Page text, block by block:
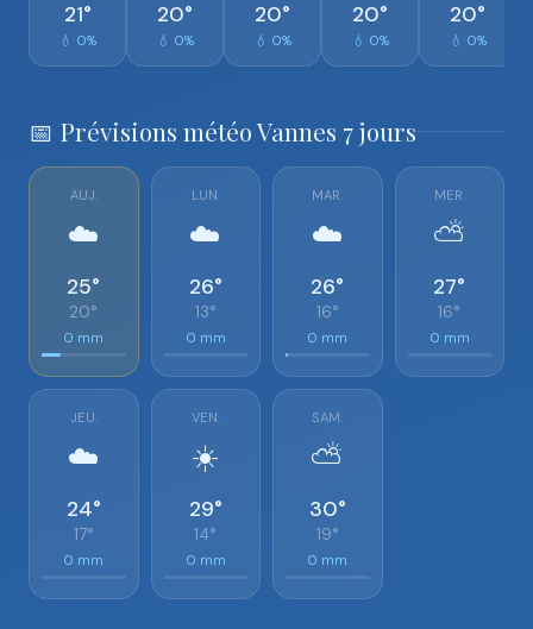
21°
💧 0%
20°
💧 0%
20°
💧 0%
20°
💧 0%
20°
💧 0%
📅 Prévisions météo Vannes 7 jours
AUJ.
☁️
25°
20°
0 mm
LUN.
☁️
26°
13°
0 mm
MAR.
☁️
26°
16°
0 mm
MER.
⛅
27°
16°
0 mm
JEU.
☁️
24°
17°
0 mm
VEN.
☀️
29°
14°
0 mm
SAM.
⛅
30°
19°
0 mm